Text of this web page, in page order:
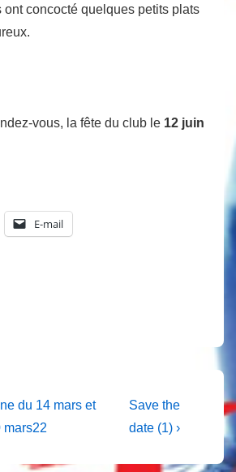
ont concocté quelques petits plats
vous, la fête du club le 12 juin
E-mail
du 14 mars et
mars22
Next
Post
Save the
date (1) ›